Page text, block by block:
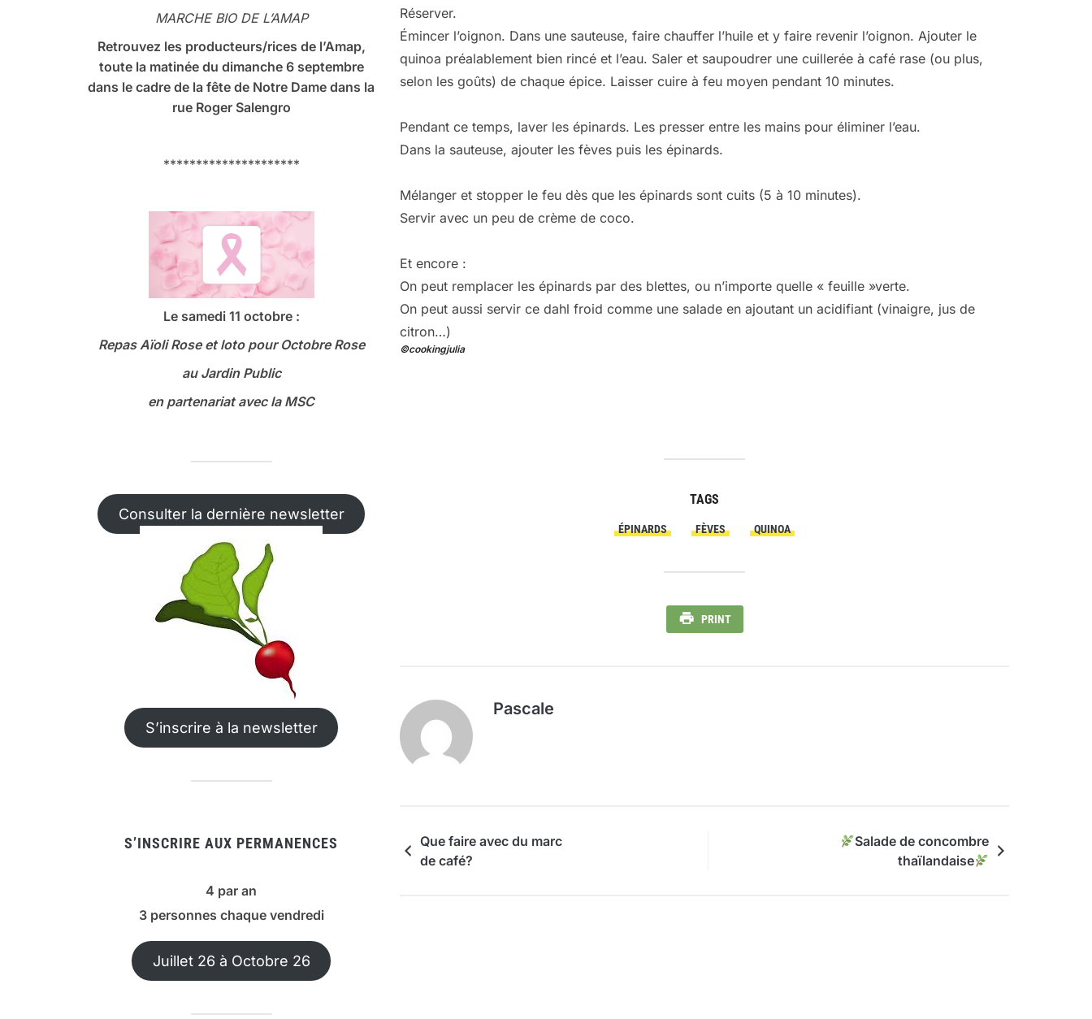
Réserver.
Émincer l’oignon. Dans une sauteuse, faire chauffer l’huile et y faire revenir l’oignon. Ajouter le
quinoa préalablement bien rincé et l’eau. Saler et saupoudrer une cuillerée à café rase (ou plus,
selon les goûts) de chaque épice. Laisser cuire à feu moyen pendant 10 minutes.
Pendant ce temps, laver les épinards. Les presser entre les mains pour éliminer l’eau.
Dans la sauteuse, ajouter les fèves puis les épinards.
Mélanger et stopper le feu dès que les épinards sont cuits (5 à 10 minutes).
Servir avec un peu de crème de coco.
Et encore :
On peut remplacer les épinards par des blettes, ou n’importe quelle « feuille »verte.
On peut aussi servir ce dahl froid comme une salade en ajoutant un acidifiant (vinaigre, jus de
citron…)
©cookingjulia
TAGS
ÉPINARDS FÈVES QUINOA
PRINT
Pascale
Que faire avec du marc
de café?
Salade de concombre
thaïlandaise
MARCHE BIO DE L’AMAP
Retrouvez les producteurs/rices de l’Amap,
toute la matinée du dimanche 6 septembre
dans le cadre de la fête de Notre Dame dans la
rue Roger Salengro
*********************
Le samedi 11 octobre :
Repas Aïoli Rose et loto pour Octobre Rose
au Jardin Public
en partenariat avec la MSC
Consulter la dernière newsletter
S’inscrire à la newsletter
S’INSCRIRE AUX PERMANENCES
4 par an
3 personnes chaque vendredi
Juillet 26 à Octobre 26